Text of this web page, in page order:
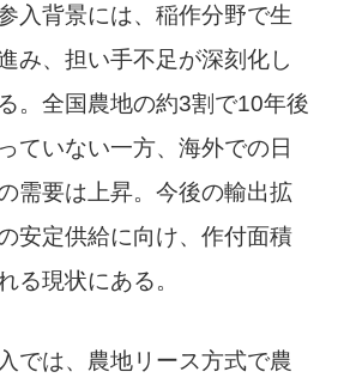
入背景には、稲作分野で生
み、担い手不足が深刻化し
。全国農地の約3割で10年後
ていない一方、海外での日
需要は上昇。今後の輸出拡
安定供給に向け、作付面積
る現状にある。
では、農地リース方式で農